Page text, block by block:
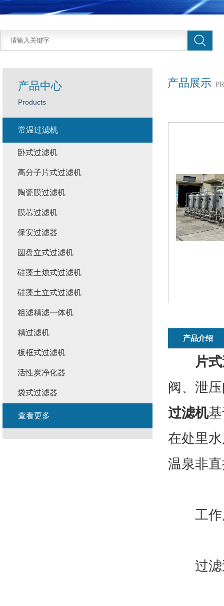
产品展示
产品介绍
片
阀、泄
过滤机
在处里
温泉非
工作
过滤
产品中心
Products
常温过滤机
卧式过滤机
高分子片式过滤机
陶瓷膜过滤机
膜芯过滤机
保安过滤器
圆盘立式过滤机
硅藻土烛式过滤机
硅藻土立式过滤机
粗滤精滤一体机
精过滤机
板框式过滤机
活性炭净化器
袋式过滤器
查看更多